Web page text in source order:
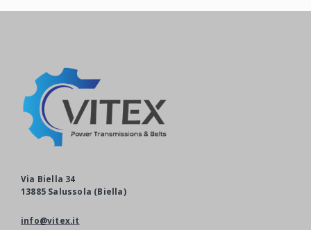
Via Biella 34
13885 Salussola (Biella)
info@vitex.it